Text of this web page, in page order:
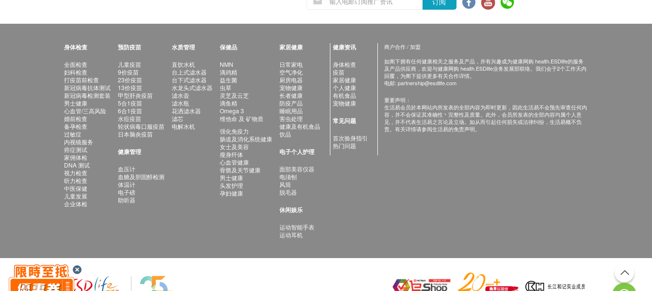
身体检查
全面检查
妇科检查
打疫苗前检查
新冠病毒抗体测试
新冠病毒检测套装
男士健康
心血管/三高风险
婚前检查
备孕检查
过敏症
内视镜服务
癌症测试
家佣体检
DNA 测试
视力检查
听力检查
中医保健
儿童发展
企业体检
预防疫苗
儿童疫苗
9价疫苗
23价疫苗
13价疫苗
甲型肝炎疫苗
5合1疫苗
6合1疫苗
水痘疫苗
轮状病毒口服疫苗
日本脑炎疫苗
健康管理
血压计
血糖及胆固醇检测
体温计
电子磅
助听器
水质管理
直饮水机
台上式滤水器
台下式滤水器
水龙头式滤水器
滤水壶
滤水瓶
花洒滤水器
滤芯
电解水机
保健品
NMN
滴鸡精
益生菌
虫草
灵芝及云芝
滴鱼精
Omega 3
维他命 及 矿物质
强化免疫力
肠道及消化系统健康
女士及美容
瘦身纤体
心血管健康
骨骼及关节健康
男士健康
头发护理
孕妇健康
家居健康
日常家电
空气净化
厨房电器
宠物健康
长者健康
防疫产品
睡眠用品
害虫处理
健康及有机食品
饮品
电子个人护理
面部美容仪器
电须刨
风筒
脱毛器
休闲娱乐
运动智能手表
运动耳机
健康资讯
身体检查
疫苗
家居健康
个人健康
有机食品
宠物健康
常见问题
首次验身指引
热门问题
商户合作 / 加盟
如阁下拥有任何健康相关之服务及产品，并有兴趣成为健康网购 health.ESDlife的服务
及产品供应商，欢迎与健康网购 health.ESDlife业务发展部联络。我们会于2个工作天内
回覆，为阁下提供更多有关合作详情。
电邮: partnership@esdlife.com
重要声明：
生活易会员於本网站内所发表的全部内容为即时更新，因此生活易不会预先审查任何内
容，并不会保证其准确性丶完整性及质量。此外，会员所发表的全部内容均属个人意
见，并不代表生活易之言论及立场。如从而引起任何损失或法律纠纷，生活易概不负
责。有关详情请参阅生活易的免责声明。